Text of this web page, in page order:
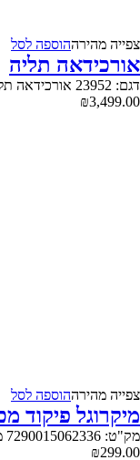
צפייה‬ ‫מהירה‬הוספה לסל
אורכידאה תליה
דגם: 23952 אורכידאה תלוי LED 72W זהב
₪3,499.00
צפייה‬ ‫מהירה‬הוספה לסל
מיקרוגל פיקוד
מק"ט: 7290015062336 מיקרוגל פיקוד מכני בנפח 20
₪299.00